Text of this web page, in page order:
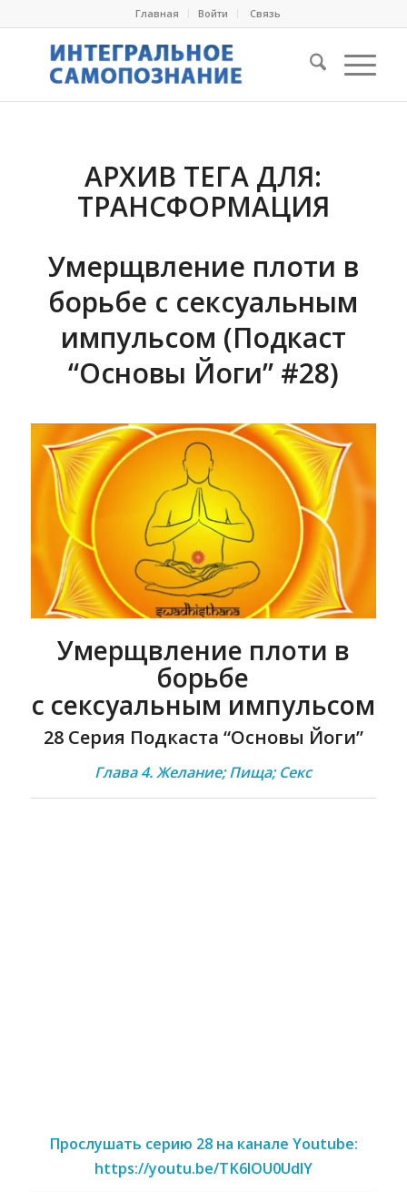
Главная Войти Cвязь
АРХИВ ТЕГА ДЛЯ:
ТРАНСФОРМАЦИЯ
Умерщвление плоти в
борьбе с сексуальным
импульсом (Подкаст
“Основы Йоги” #28)
Умерщвление плоти в
борьбе
с сексуальным импульсом
28 Серия Подкаста “Основы Йоги”
Глава 4. Желание; Пища; Секс
Прослушать серию 28 на канале Youtube:
https://youtu.be/TK6lOU0UdlY